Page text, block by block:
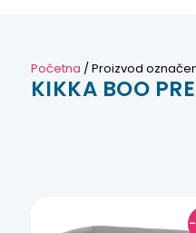
Početna / Proizvod
KIKKA BOO